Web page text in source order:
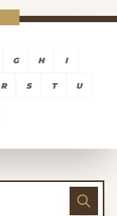
G H I
R S T U